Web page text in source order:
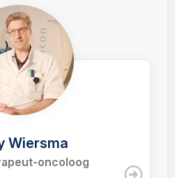
Wiersma
oncoloog